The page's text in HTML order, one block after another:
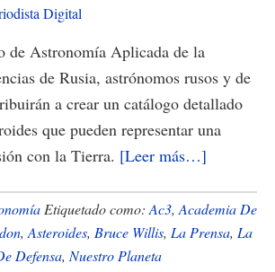
Digital
de Astronomía Aplicada de la
de Rusia, astrónomos rusos y de
a crear un catálogo detallado
que pueden representar una
con la Tierra. [Leer más…]
de
Etiquetado como: Ac3, Academia De
, Asteroides, Bruce Willis, La Prensa, La
Defensa, Nuestro Planeta